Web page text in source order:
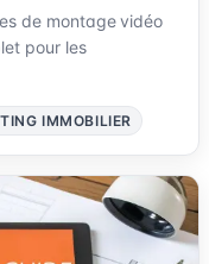
de montage vidéo
pour les
IMMOBILIER